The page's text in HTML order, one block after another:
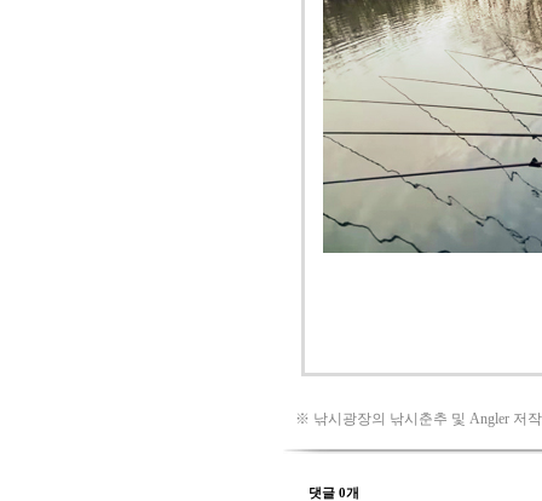
※ 낚시광장의 낚시춘추 및 Angler 저
댓글 0개